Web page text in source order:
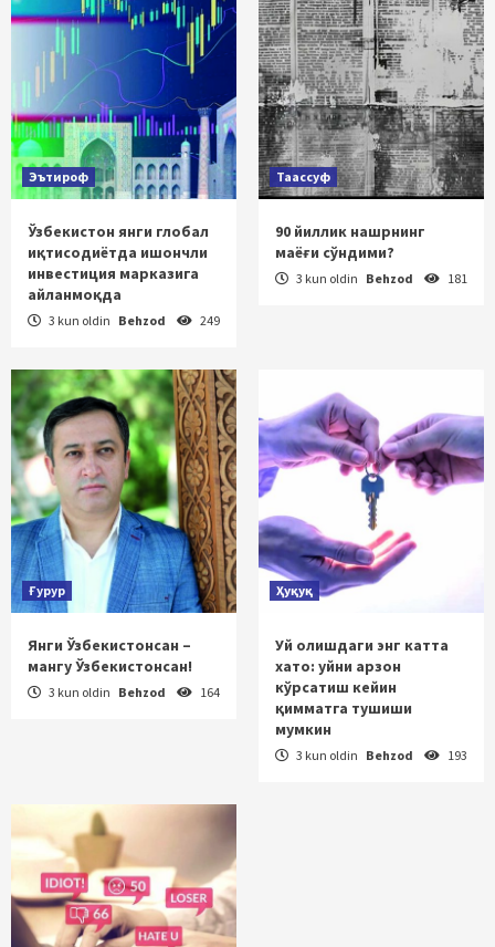
Эътироф
Ўзбекистон янги глобал
иқтисодиётда ишончли
инвестиция марказига
айланмоқда
3 kun oldin Behzod 249
Таассуф
90 йиллик нашрнинг
маёғи сўндими?
3 kun oldin Behzod 181
Ғурур
Янги Ўзбекистонсан –
мангу Ўзбекистонсан!
3 kun oldin Behzod 164
Ҳуқуқ
Уй олишдаги энг катта
хато: уйни арзон
кўрсатиш кейин
қимматга тушиши
мумкин
3 kun oldin Behzod 193